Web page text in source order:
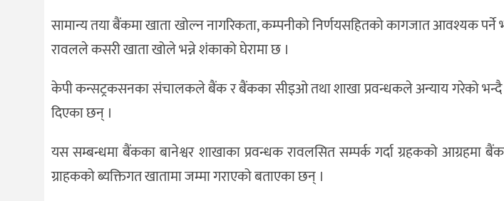
सामान्य तया बैंकमा खाता खोल्न नागरिकता, कम्पनीको निर्णयसहितको कागजात आवश्यक
रावलले कसरी खाता खोले भन्ने शंकाको घेरामा छ ।
केपी कन्सट्रकसनका संचालकले बैंक र बैंकका सीइओ तथा शाखा प्रवन्धकले अन्याय गरेको भन्दै
दिएका छन् ।
यस सम्बन्धमा बैंकका बानेश्वर शाखाका प्रवन्धक रावलसित सम्पर्क गर्दा ग्रहकको आग्रहमा
ग्राहकको ब्यक्तिगत खातामा जम्मा गराएको बताएका छन् ।